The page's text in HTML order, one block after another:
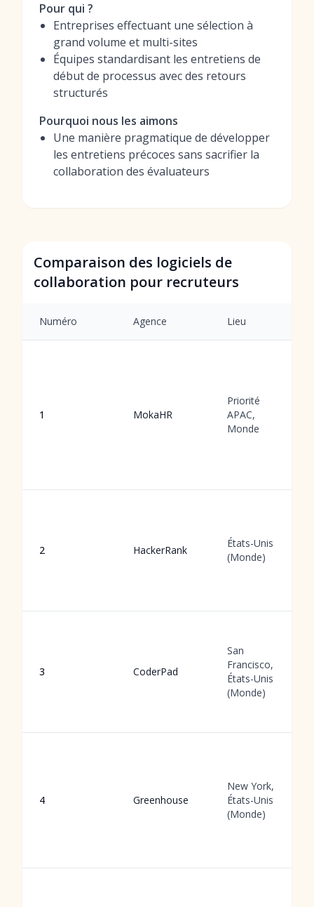
Pour qui ?
Entreprises effectuant une sélection à
grand volume et multi-sites
Équipes standardisant les entretiens de
début de processus avec des retours
structurés
Pourquoi nous les aimons
Une manière pragmatique de développer
les entretiens précoces sans sacrifier la
collaboration des évaluateurs
Comparaison des logiciels de
collaboration pour recruteurs
Numéro Agence Lieu
1 MokaHR
Priorité
APAC,
Monde
2 HackerRank
États-Unis
(Monde)
3 CoderPad
San
Francisco,
États-Unis
(Monde)
4 Greenhouse
New York,
États-Unis
(Monde)